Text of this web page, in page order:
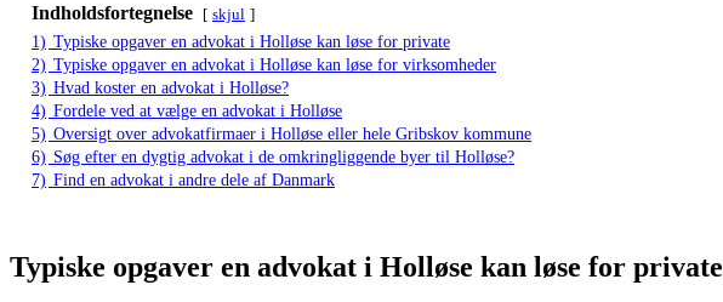
Indholdsfortegnelse skjul
1) Typiske opgaver en advokat i Holløse kan løse for private
2) Typiske opgaver en advokat i Holløse kan løse for virksomheder
3) Hvad koster en advokat i Holløse?
4) Fordele ved at vælge en advokat i Holløse
5) Oversigt over advokatfirmaer i Holløse eller hele Gribskov kommune
6) Søg efter en dygtig advokat i de omkringliggende byer til Holløse?
7) Find en advokat i andre dele af Danmark
Typiske opgaver en advokat i Holløse kan løse for private